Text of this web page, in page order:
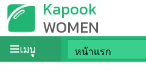
Kapook
WOMEN
เมนู